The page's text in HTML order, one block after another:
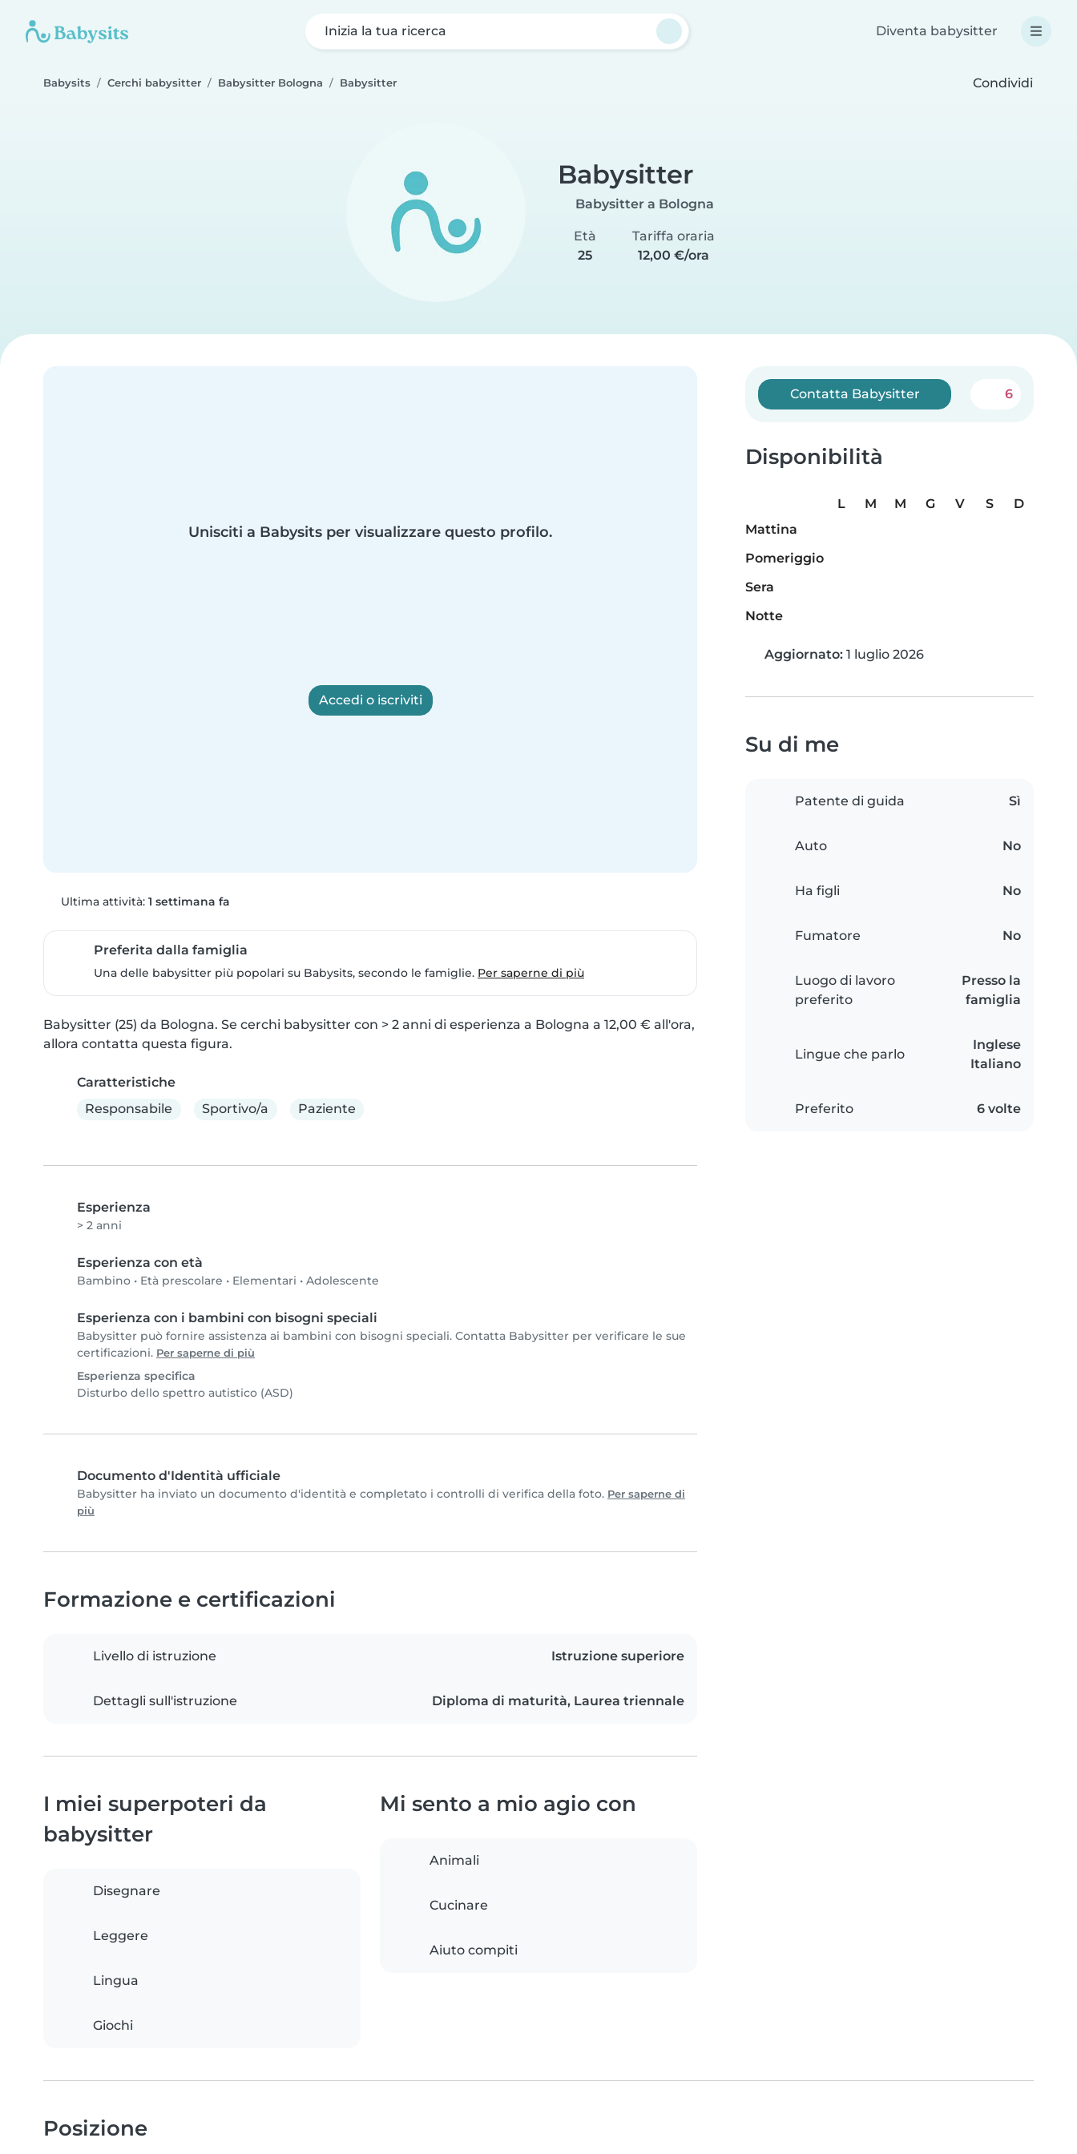
Inizia la tua ricerca Diventa babysitter
Babysits Cerchi babysitter Babysitter Bologna Babysitter Condividi
Babysitter
Babysitter a Bologna
Età
25
Tariffa oraria
12,00 €/ora
Unisciti a Babysits per visualizzare questo profilo.
Accedi o iscriviti
Ultima attività: 1 settimana fa
Preferita dalla famiglia
Una delle babysitter più popolari su Babysits, secondo le famiglie. Per saperne di più
Babysitter (25) da Bologna. Se cerchi babysitter con > 2 anni di esperienza a Bologna a 12,00 € all'ora,
allora contatta questa figura.
Caratteristiche
Responsabile
Sportivo/a Paziente
Esperienza
> 2 anni
Esperienza con età
Bambino • Età prescolare • Elementari • Adolescente
Esperienza con i bambini con bisogni speciali
Babysitter può fornire assistenza ai bambini con bisogni speciali. Contatta Babysitter per verificare le sue
certificazioni. Per saperne di più
Esperienza specifica
Disturbo dello spettro autistico (ASD)
Documento d'Identità ufficiale
Babysitter ha inviato un documento d'identità e completato i controlli di verifica della foto. Per saperne di
più
Contatta Babysitter 6
Disponibilità
L M M G V S
D
Mattina
Pomeriggio
Sera
Notte
Aggiornato: 1 luglio 2026
Su di me
Patente di guida Sì
Auto No
Ha figli No
Fumatore No
Luogo di lavoro
preferito
Presso la
famiglia
Lingue che parlo
Inglese
Italiano
Preferito 6 volte
Formazione e certificazioni
Livello di istruzione Istruzione superiore
Dettagli sull'istruzione Diploma di maturità, Laurea triennale
I miei superpoteri da
babysitter
Disegnare
Leggere
Lingua
Giochi
Mi sento a mio agio con
Animali
Cucinare
Aiuto compiti
Posizione